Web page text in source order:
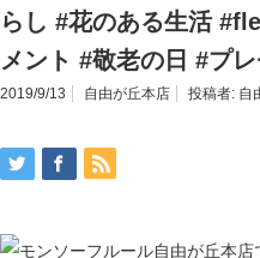
らし #花のある生活
メント #敬老の日 #プ
2019/9/13 自由が丘本店 投稿者: 自